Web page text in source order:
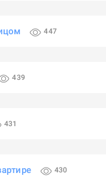
447
439
431
430